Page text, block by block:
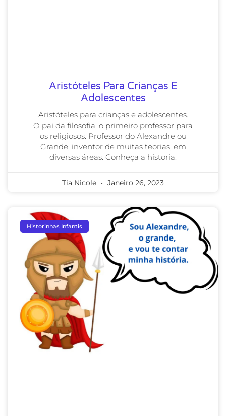
Aristóteles Para Crianças E
Adolescentes
Aristóteles para crianças e adolescentes.
O pai da filosofia, o primeiro professor para
os religiosos. Professor do Alexandre ou
Grande, inventor de muitas teorias, em
diversas áreas. Conheça a historia.
Tia Nicole Janeiro 26, 2023
Historinhas Infantis